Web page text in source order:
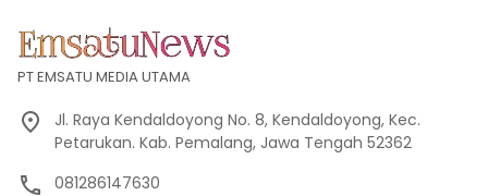
PT EMSATU MEDIA UTAMA
Jl. Raya Kendaldoyong No. 8, Kendaldoyong, Kec.
Petarukan. Kab. Pemalang, Jawa Tengah 52362
081286147630